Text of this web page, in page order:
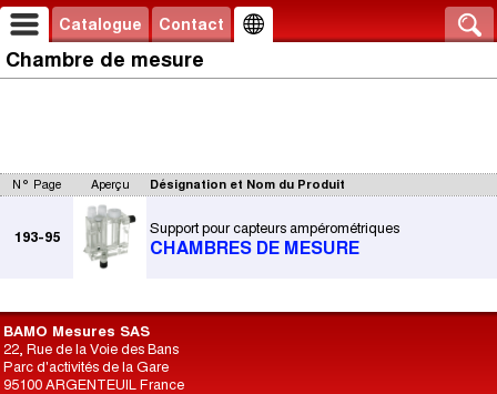
Catalogue Contact
Chambre de mesure
N° Page Aperçu Désignation et Nom du Produit
193-95
Support pour capteurs ampérométriques
CHAMBRES DE MESURE
BAMO Mesures SAS
22, Rue de la Voie des Bans
Parc d'activités de la Gare
95100 ARGENTEUIL France